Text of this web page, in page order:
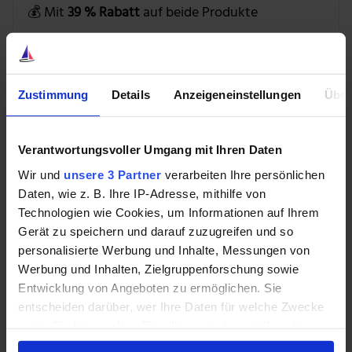
Zustimmung Details Anzeigeneinstellungen
Verantwortungsvoller Umgang mit Ihren Daten
Wir und unsere 3 Partner verarbeiten Ihre persönlichen
Daten, wie z. B. Ihre IP-Adresse, mithilfe von
Technologien wie Cookies, um Informationen auf Ihrem
Gerät zu speichern und darauf zuzugreifen und so
personalisierte Werbung und Inhalte, Messungen von
Werbung und Inhalten, Zielgruppenforschung sowie
Entwicklung von Angeboten zu ermöglichen. Sie
entscheiden darüber, wer Ihre Daten für welche Zwecke
Cookie-Erklärung oder durch Klicken auf das Privacy
💰 Mit 39 % Rabattauf beide Produkte
Sobald die Transaktion abgeschlossen ist, erwartet
NVIDIA, dass der Zusammenschluss zu einer
unmittelbaren Verbesserung der Nicht-GAAP-
Bruttomarge, des Nicht-GAAP-Gewinns pro Aktie und
des freien Cashflows führt. Mellanox ist ein profitables
Unternehmen, das 2018 bei einem Umsatz von 1,09
Mrd. US-Dollar einen Nettogewinn von 134 Mio. US-
Dollar und einen freien Cashflow von 228 Mio. US-
Dollar erzielt hat. Die Nicht-GAAP-Bruttomarge von